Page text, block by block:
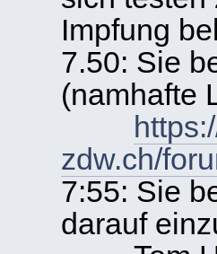
Impfung
7.50: Sie
(namhafte
zdw.ch/
7:55: Sie
darauf